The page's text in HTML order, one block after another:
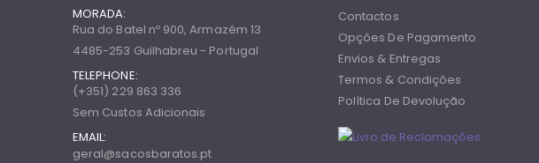
MORADA:
Rua do Batel nº 900, Armazém 13
4485-253 Guilhabreu - Portugal
TELEPHONE:
(+351) 229 863 336
Sem Custos Adicionais
EMAIL:
geral@sacosbaratos.pt
Contactos
Opções De Pagamento
Envios & Entregas
Termos & Condições
Política De Devolução